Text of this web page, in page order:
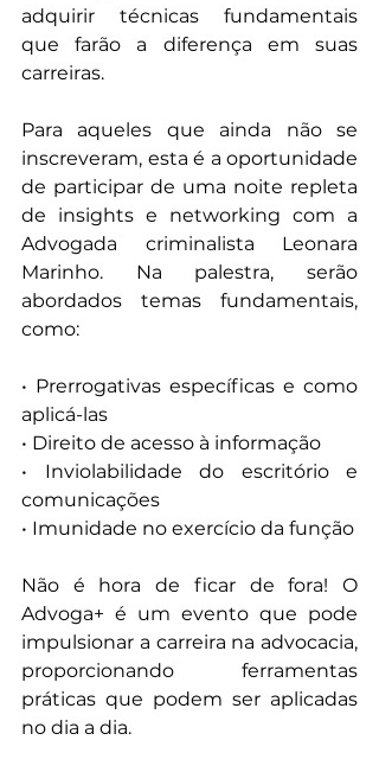
adquirir técnicas fundamentais
que farão a diferença em suas
carreiras.
Para aqueles que ainda não se
inscreveram, esta é a oportunidade
de participar de uma noite repleta
de insights e networking com a
Advogada criminalista Leonara
Marinho. Na palestra, serão
abordados temas fundamentais,
como:
• Prerrogativas específicas e como
aplicá-las
• Direito de acesso à informação
• Inviolabilidade do escritório e
comunicações
• Imunidade no exercício da função
Não é hora de ficar de fora! O
Advoga+ é um evento que pode
impulsionar a carreira na advocacia,
proporcionando ferramentas
práticas que podem ser aplicadas
no dia a dia.